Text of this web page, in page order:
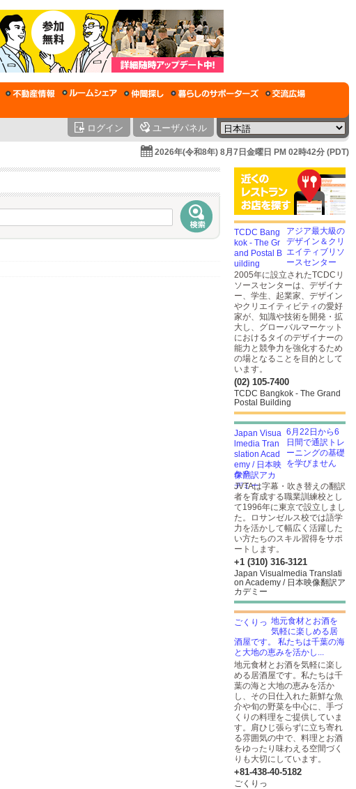
ログイン ユーザパネル
2026年(令和8年) 8月7日金曜日 PM 02時42分 (PDT)
アジア最大級の
デザイン＆クリ
エイティブリソ
ースセンター
2005年に設立されたTCDCリ
ソースセンターは、デザイナ
ー、学生、起業家、デザイン
やクリエイティビティの愛好
家が、知識や技術を開発・拡
大し、グローバルマーケット
におけるタイのデザイナーの
能力と競争力を強化するため
の場となることを目的として
います。
(02) 105-7400
TCDC Bangkok - The Grand
Postal Building
6月22日から6
日間で通訳トレ
ーニングの基礎
を学びません
か？
JVTAは字幕・吹き替えの翻訳
者を育成する職業訓練校とし
て1996年に東京で設立しまし
た。ロサンゼルス校では語学
力を活かして幅広く活躍した
い方たちのスキル習得をサポ
ートします。
+1 (310) 316-3121
Japan Visualmedia Translati
on Academy / 日本映像翻訳ア
カデミー
地元食材とお酒を
気軽に楽しめる居
酒屋です。 私たちは千葉の海
と大地の恵みを活かし...
地元食材とお酒を気軽に楽し
める居酒屋です。私たちは千
葉の海と大地の恵みを活か
し、その日仕入れた新鮮な魚
介や旬の野菜を中心に、手づ
くりの料理をご提供していま
す。肩ひじ張らずに立ち寄れ
る雰囲気の中で、料理とお酒
をゆったり味わえる空間づく
りも大切にしています。
+81-438-40-5182
ごくりっ